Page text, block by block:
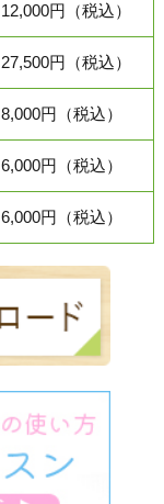
12,000円（税込）
27,500円（税込）
8,000円（税込）
6,000円（税込）
6,000円（税込）